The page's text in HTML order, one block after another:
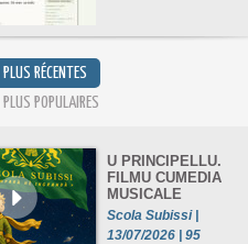
RÉCENTES
POPULAIRES
U PRINCIPELLU.
FILMU CUMEDIA
MUSICALE
Scola Subissi |
13/07/2026 | 95